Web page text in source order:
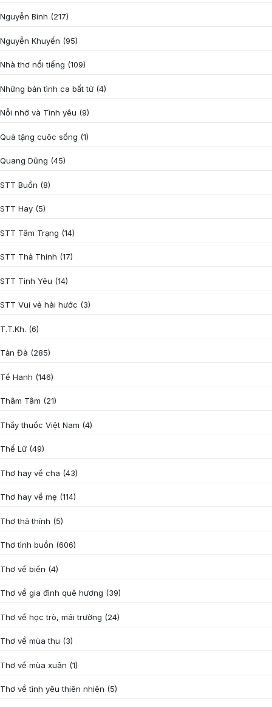
Nguyễn Bính (217)
Nguyễn Khuyến (95)
Nhà thơ nổi tiếng (109)
Những bản tình ca bất tử (4)
Nỗi nhớ và Tình yêu (9)
Quà tặng cuôc sống (1)
Quang Dũng (45)
STT Buồn (8)
STT Hay (5)
STT Tâm Trạng (14)
STT Thả Thính (17)
STT Tình Yêu (14)
STT Vui vẻ hài hước (3)
T.T.Kh. (6)
Tản Đà (285)
Tế Hanh (146)
Thâm Tâm (21)
Thầy thuốc Việt Nam (4)
Thế Lữ (49)
Thơ hay về cha (43)
Thơ hay về mẹ (114)
Thơ thả thính (5)
Thơ tình buồn (606)
Thơ về biển (4)
Thơ về gia đình quê hương (39)
Thơ về học trò, mái trường (24)
Thơ về mùa thu (3)
Thơ về mùa xuân (1)
Thơ về tình yêu thiên nhiên (5)